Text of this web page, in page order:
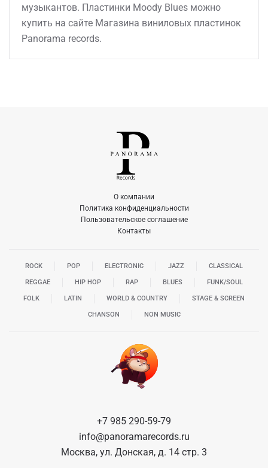
музыкантов. Пластинки Moody Blues можно
купить на сайте Магазина виниловых пластинок
Panorama records.
О компании
Политика конфиденциальности
Пользовательское соглашение
Контакты
ROCK POP ELECTRONIC JAZZ CLASSICAL
REGGAE HIP HOP RAP BLUES FUNK/SOUL
FOLK LATIN WORLD & COUNTRY STAGE & SCREEN
CHANSON NON MUSIC
+7 985 290-59-79
info@panoramarecords.ru
Москва, ул. Донская, д. 14 стр. 3